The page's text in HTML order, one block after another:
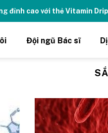
Thương hiệu Drip
Đội ngũ Bác sĩ